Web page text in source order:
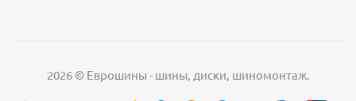
2026 © Еврошины - шины, диски, шиномонтаж.